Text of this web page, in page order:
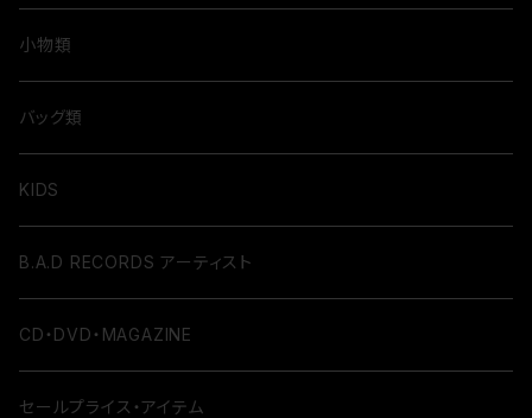
小物類
バッグ類
KIDS
B.A.D RECORDS アーティスト
CD・DVD・MAGAZINE
セールプライス・アイテム